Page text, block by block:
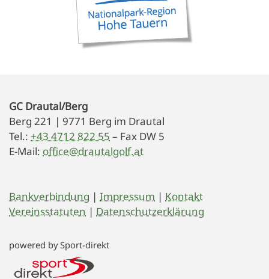
GC Drautal/Berg
Berg 221 | 9771 Berg im Drautal
Tel.: +43 4712 822 55 – Fax DW 5
E-Mail: office@drautalgolf.at
Bankverbindung | Impressum | Kontakt
Vereinsstatuten | Datenschutzerklärung
powered by Sport-direkt